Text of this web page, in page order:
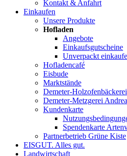
Kontakt & Anfahrt
Einkaufen
Unsere Produkte
Hofladen
Angebote
Einkaufsgutscheine
Unverpackt
Hofladencafé
Eisbude
Marktstände
Demeter-Holzofenbäckerei
Demeter-Metzgerei
Kundenkarte
Spendenkarte
Partnerbetrieb Grüne Kiste
EISGUT. Alles gut.
Landwirtschaft